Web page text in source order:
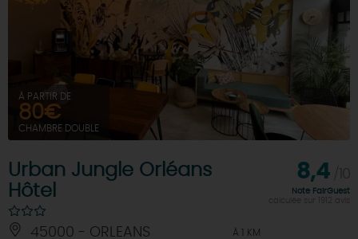
À PARTIR DE
80€
CHAMBRE DOUBLE
Urban Jungle Orléans
Hôtel
45000 - ORLEANS À 1 KM
8,4
Note FairGuest